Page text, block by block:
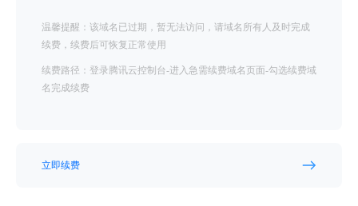
温馨提醒：该域名已过期，暂无法访问，请域名所有人及时完成
续费，续费后可恢复正常使用
续费路径：登录腾讯云控制台-进入急需续费域名页面-勾选续费域
名完成续费
立即续费